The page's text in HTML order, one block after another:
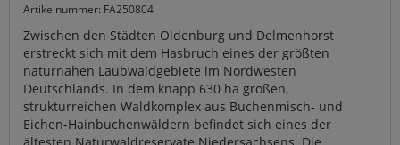
Artikelnummer: FA250804
Zwischen den Städten Oldenburg und Delmenhorst
erstreckt sich mit dem Hasbruch eines der größten
naturnahen Laubwaldgebiete im Nordwesten
Deutschlands. In dem knapp 630 ha großen,
strukturreichen Waldkomplex aus Buchenmisch- und
Eichen-Hainbuchenwäldern befindet sich eines der
ältesten Naturwaldreservate Niedersachsens. Die